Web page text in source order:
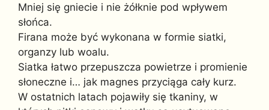
Mniej się gniecie i nie żółknie pod wpływem
słońca.
Firana może być wykonana w formie siatki,
organzy lub woalu.
Siatka łatwo przepuszcza powietrze i promienie
słoneczne i… jak magnes przyciąga cały kurz.
W ostatnich latach pojawiły się tkaniny, w